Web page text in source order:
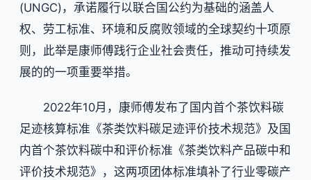
(UNGC)，承诺履行以联合国公约为基础的涵盖人
权、劳工标准、环境和反腐败领域的全球契约十项原
则，此举是康师傅践行企业社会责任，推动可持续发
展的的一项重要举措。
2022年10月，康师傅发布了国内首个茶饮料碳
足迹核算标准《茶类饮料碳足迹评价技术规范》及国
内首个茶饮料碳中和评价标准《茶类饮料产品碳中和
评价技术规范》，这两项团体标准填补了行业零碳产